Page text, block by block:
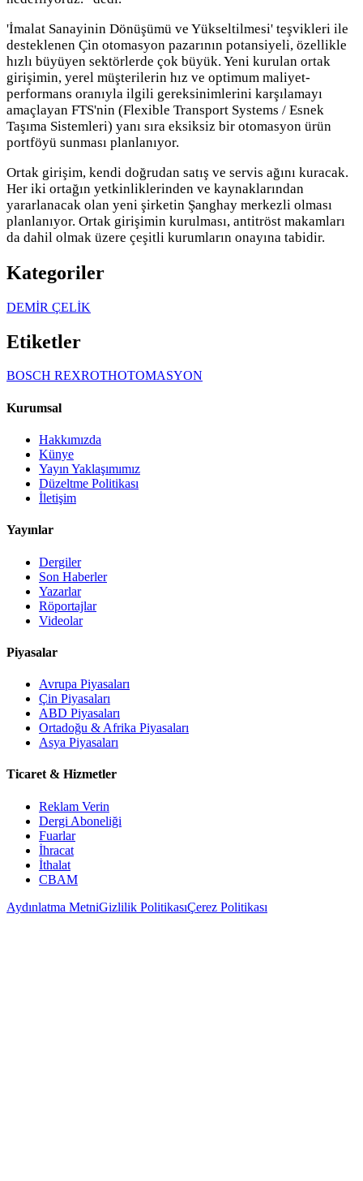
'İmalat Sanayinin Dönüşümü ve Yükseltilmesi' teşvikleri ile
desteklenen Çin otomasyon pazarının potansiyeli, özellikle
hızlı büyüyen sektörlerde çok büyük. Yeni kurulan ortak
girişimin, yerel müşterilerin hız ve optimum maliyet-
performans oranıyla ilgili gereksinimlerini karşılamayı
amaçlayan FTS'nin (Flexible Transport Systems / Esnek
Taşıma Sistemleri) yanı sıra eksiksiz bir otomasyon ürün
portföyü sunması planlanıyor.
Ortak girişim, kendi doğrudan satış ve servis ağını kuracak.
Her iki ortağın yetkinliklerinden ve kaynaklarından
yararlanacak olan yeni şirketin Şanghay merkezli olması
planlanıyor. Ortak girişimin kurulması, antitröst makamları
da dahil olmak üzere çeşitli kurumların onayına tabidir.
Kategoriler
DEMİR ÇELİK
Etiketler
BOSCH REXROTHOTOMASYON
Kurumsal
Hakkımızda
Künye
Yayın Yaklaşımımız
Düzeltme Politikası
İletişim
Yayınlar
Dergiler
Son Haberler
Yazarlar
Röportajlar
Videolar
Piyasalar
Avrupa Piyasaları
Çin Piyasaları
ABD Piyasaları
Ortadoğu & Afrika Piyasaları
Asya Piyasaları
Ticaret & Hizmetler
Reklam Verin
Dergi Aboneliği
Fuarlar
İhracat
İthalat
CBAM
Aydınlatma MetniGizlilik PolitikasıÇerez Politikası